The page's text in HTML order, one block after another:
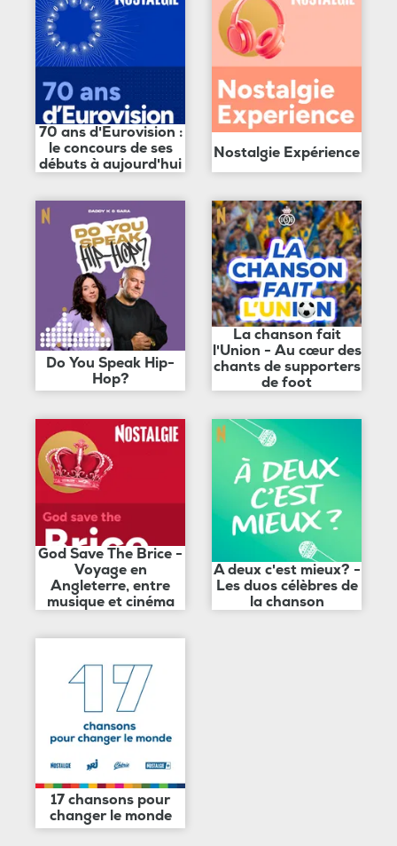
70 ans d'Eurovision :
le concours de ses
débuts à aujourd'hui
Nostalgie Expérience
Do You Speak Hip-
Hop?
La chanson fait
l'Union - Au cœur des
chants de supporters
de foot
God Save The Brice -
Voyage en
Angleterre, entre
musique et cinéma
A deux c'est mieux? -
Les duos célèbres de
la chanson
17 chansons pour
changer le monde